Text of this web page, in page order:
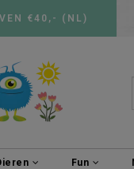
€40,- (NL)
Fun